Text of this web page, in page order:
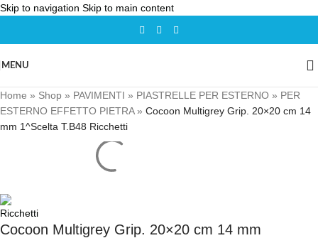
Skip to navigation Skip to main content
MENU
Home » Shop » PAVIMENTI » PIASTRELLE PER ESTERNO » PER
ESTERNO EFFETTO PIETRA» Cocoon Multigrey Grip. 20×20 cm 14
mm 1^Scelta T.B48 Ricchetti
Cocoon Multigrey Grip. 20×20 cm 14 mm